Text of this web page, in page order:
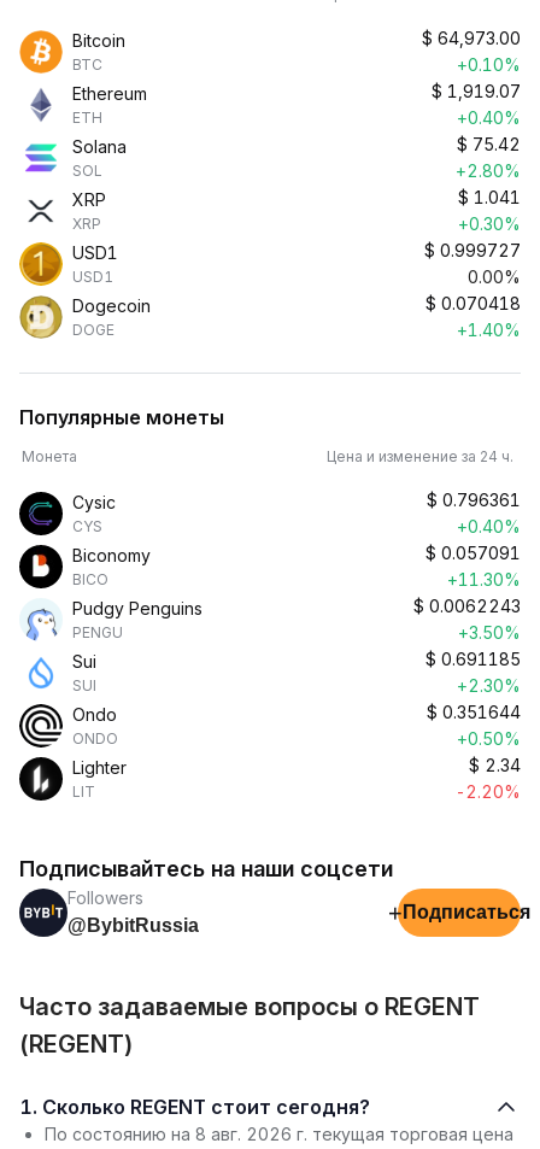
Bitcoin
BTC
$ 64,973.00
+0.10%
Ethereum
ETH
$ 1,919.07
+0.40%
Solana
SOL
$ 75.42
+2.80%
XRP
XRP
$ 1.041
+0.30%
USD1
USD1
$ 0.999727
0.00%
Dogecoin
DOGE
$ 0.070418
+1.40%
Популярные монеты
Монета Цена и изменение за 24 ч.
Cysic
CYS
$ 0.796361
+0.40%
Biconomy
BICO
$ 0.057091
+11.30%
Pudgy Penguins
PENGU
$ 0.0062243
+3.50%
Sui
SUI
$ 0.691185
+2.30%
Ondo
ONDO
$ 0.351644
+0.50%
Lighter
LIT
$ 2.34
-2.20%
Подписывайтесь на наши соцсети
Followers
@BybitRussia
+ Подписаться
Часто задаваемые вопросы о REGENT
(REGENT)
1. Сколько REGENT стоит сегодня?
По состоянию на 8 авг. 2026 г. текущая торговая цена